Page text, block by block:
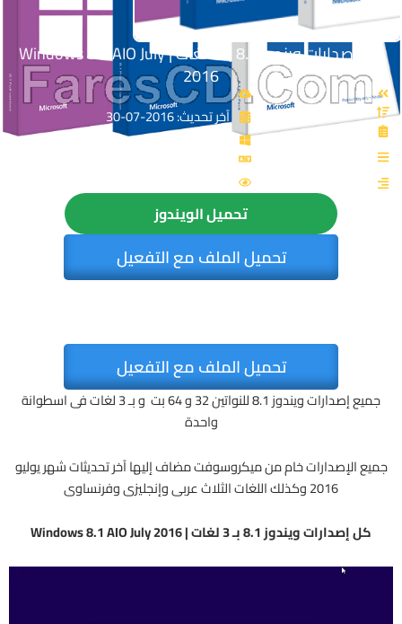
كل إصدارات ويندوز 8.1 بـ 3 لغات | Windows 8.1 AIO July
2016
آخر تحديث: 2016-07-30
تحميل الويندوز
تحميل الملف مع التفعيل
تحميل الملف مع التفعيل
جميع إصدارات ويندوز 8.1 للنواتين 32 و 64 بت و بـ 3 لغات فى اسطوانة
واحدة
جميع الإصدارات خام من ميكروسوفت مضاف إليها آخر تحديثات شهر يوليو
2016 وكذلك اللغات الثلاث عربى وإنجليزى وفرنساوى
كل إصدارات ويندوز 8.1 بـ 3 لغات | Windows 8.1 AIO July 2016